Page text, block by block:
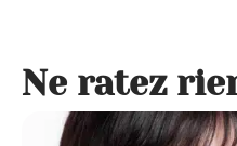
Ne ratez